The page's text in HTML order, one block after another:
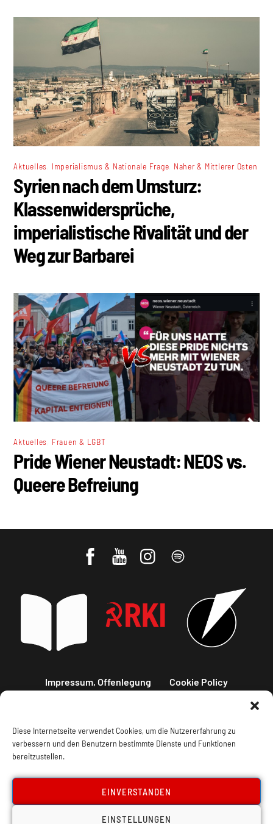
Diese Internetseite verwendet Cookies, um die Nutzererfahrung zu
verbessern und den Benutzern bestimmte Dienste und Funktionen
bereitzustellen.
EINVERSTANDEN
EINSTELLUNGEN
Aktuelles Imperialismus & Nationale Frage Naher & Mittlerer Osten
Syrien nach dem Umsturz:
Klassenwidersprüche,
imperialistische Rivalität und der
Weg zur Barbarei
Aktuelles Frauen & LGBT
Pride Wiener Neustadt: NEOS vs.
Queere Befreiung
Impressum, Offenlegung Cookie Policy